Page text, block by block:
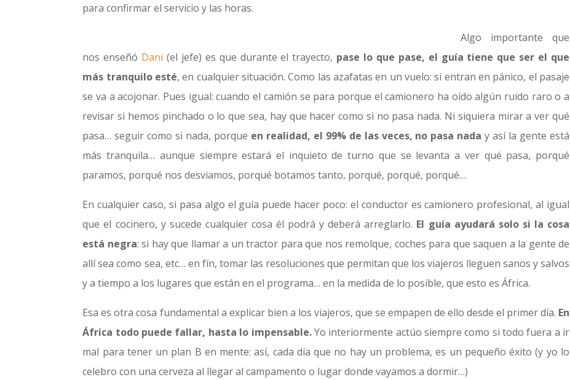
para confirmar el servicio y las horas.
Algo importante que
nos enseñó Dani (el jefe) es que durante el trayecto, pase lo que pase, el guía tiene que ser el que
más tranquilo esté, en cualquier situación. Como las azafatas en un vuelo: si entran en pánico, el pasaje
se va a acojonar. Pues igual: cuando el camión se para porque el camionero ha oído algún ruido raro o a
revisar si hemos pinchado o lo que sea, hay que hacer como si no pasa nada. Ni siquiera mirar a ver qué
pasa… seguir como si nada, porque en realidad, el 99% de las veces, no pasa nada y así la gente está
más tranquila… aunque siempre estará el inquieto de turno que se levanta a ver qué pasa, porqué
paramos, porqué nos desviamos, porqué botamos tanto, porqué, porqué, porqué…
En cualquier caso, si pasa algo el guía puede hacer poco: el conductor es camionero profesional, al igual
que el cocinero, y sucede cualquier cosa él podrá y deberá arreglarlo. El guía ayudará solo si la cosa
está negra: si hay que llamar a un tractor para que nos remolque, coches para que saquen a la gente de
allí sea como sea, etc… en fín, tomar las resoluciones que permitan que los viajeros lleguen sanos y salvos
y a tiempo a los lugares que están en el programa… en la medida de lo posible, que esto es África.
Esa es otra cosa fundamental a explicar bien a los viajeros, que se empapen de ello desde el primer día. En
África todo puede fallar, hasta lo impensable.Yo interiormente actúo siempre como si todo fuera a ir
mal para tener un plan B en mente: así, cada día que no hay un problema, es un pequeño éxito (y yo lo
celebro con una cerveza al llegar al campamento o lugar donde vayamos a dormir…)